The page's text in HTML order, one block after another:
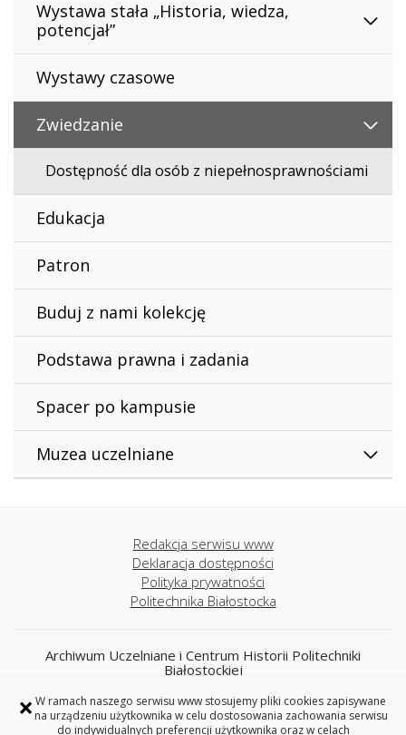
× W ramach naszego serwisu www stosujemy pliki cookies zapisywane
na urządzeniu użytkownika w celu dostosowania zachowania serwisu
do indywidualnych preferencji użytkownika oraz w celach
Wystawa stała „Historia, wiedza,
potencjał”
Wystawy czasowe
Zwiedzanie
Dostępność dla osób z niepełnosprawnościami
Edukacja
Patron
Buduj z nami kolekcję
Podstawa prawna i zadania
Spacer po kampusie
Muzea uczelniane
Redakcja serwisu www
Deklaracja dostępności
Polityka prywatności
Politechnika Białostocka
Archiwum Uczelniane i Centrum Historii Politechniki
Białostockiej
ul. Wiejska 45 C,15-351 Białystok
pok. 437, magazyn 058